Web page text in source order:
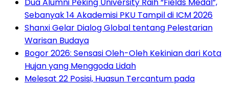
Sebanyak 14 Akademisi PKU Tampil di ICM 2026
Shanxi Gelar Dialog Global tentang Pelestarian
Warisan Budaya
Bogor 2026: Sensasi Oleh-Oleh Kekinian dari Kota
Hujan yang Menggoda Lidah
Melesat 22 Posisi, Huasun Tercantum pada